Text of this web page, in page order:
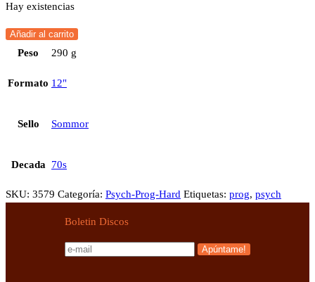
Hay existencias
Añadir al carrito
Peso 290 g
Formato 12"
Sello Sommor
Decada 70s
SKU: 3579 Categoría: Psych-Prog-Hard Etiquetas: prog, psych
Boletin Discos